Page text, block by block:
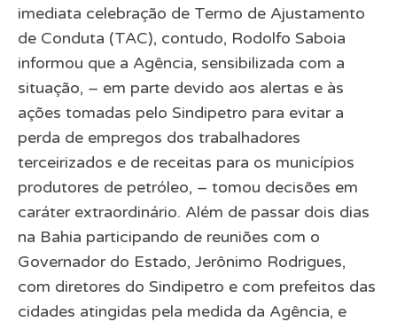
imediata celebração de Termo de Ajustamento
de Conduta (TAC), contudo, Rodolfo Saboia
informou que a Agência, sensibilizada com a
situação, – em parte devido aos alertas e às
ações tomadas pelo Sindipetro para evitar a
perda de empregos dos trabalhadores
terceirizados e de receitas para os municípios
produtores de petróleo, – tomou decisões em
caráter extraordinário. Além de passar dois dias
na Bahia participando de reuniões com o
Governador do Estado, Jerônimo Rodrigues,
com diretores do Sindipetro e com prefeitos das
cidades atingidas pela medida da Agência, e